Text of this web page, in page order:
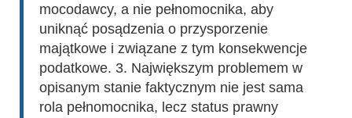
mocodawcy, a nie pełnomocnika, aby
uniknąć posądzenia o przysporzenie
majątkowe i związane z tym konsekwencje
podatkowe. 3. Największym problemem w
opisanym stanie faktycznym nie jest sama
rola pełnomocnika, lecz status prawny